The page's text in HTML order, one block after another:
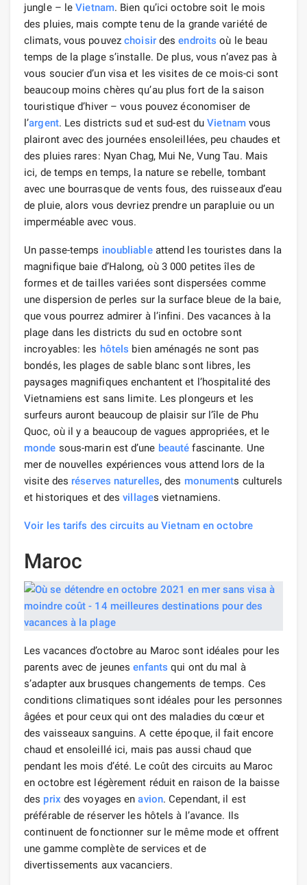
jungle – leVietnam. Bien qu’ici octobre soit le mois
des pluies, mais compte tenu de la grande variété de
climats, vous pouvezchoisirdesendroits où le beau
temps de la plage s’installe. De plus, vous n’avez pas à
vous soucier d’un visa et les visites de ce mois-ci sont
beaucoup moins chères qu’au plus fort de la saison
touristique d’hiver – vous pouvez économiser de
l’argent. Les districts sud et sud-est duVietnamvous
plairont avec des journées ensoleillées, peu chaudes et
des pluies rares: Nyan Chag, Mui Ne, Vung Tau. Mais
ici, de temps en temps, la nature se rebelle, tombant
avec une bourrasque de vents fous, des ruisseaux d’eau
de pluie, alors vous devriez prendre un parapluie ou un
imperméable avec vous.
Un passe-temps inoubliableattend les touristes dans la
magnifique baie d’Halong, où 3 000 petites îles de
formes et de tailles variées sont dispersées comme
une dispersion de perles sur la surface bleue de la baie,
que vous pourrez admirer à l’infini. Des vacances à la
plage dans les districts du sud en octobre sont
incroyables: les hôtels bien aménagés ne sont pas
bondés, les plages de sable blanc sont libres, les
paysages magnifiques enchantent et l’hospitalité des
Vietnamiens est sans limite. Les plongeurs et les
surfeurs auront beaucoup de plaisir sur l’île de Phu
Quoc, où il y a beaucoup de vagues appropriées, et le
monde sous-marin est d’une beauté fascinante. Une
mer de nouvelles expériences vous attend lors de la
visite des réserves naturelles, des monuments culturels
et historiques et desvillages vietnamiens.
Voir les tarifs des circuits au Vietnam en octobre
Maroc
Les vacances d’octobre au Maroc sont idéales pour les
parents avec de jeunesenfants qui ont du mal à
s’adapter aux brusques changements de temps. Ces
conditions climatiques sont idéales pour les personnes
âgées et pour ceux qui ont des maladies du cœur et
des vaisseaux sanguins. A cette époque, il fait encore
chaud et ensoleillé ici, mais pas aussi chaud que
pendant les mois d’été. Le coût des circuits au Maroc
en octobre est légèrement réduit en raison de la baisse
des prix des voyages enavion. Cependant, il est
préférable de réserver les hôtels à l’avance. Ils
continuent de fonctionner sur le même mode et offrent
une gamme complète de services et de
divertissements aux vacanciers.